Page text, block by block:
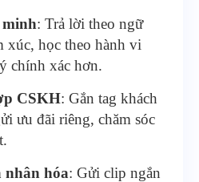
: Trả lời theo ngữ
xúc, học theo hành vi
chính xác hơn.
CSKH: Gắn tag khách
ưu đãi riêng, chăm sóc
nhân hóa: Gửi clip ngắn